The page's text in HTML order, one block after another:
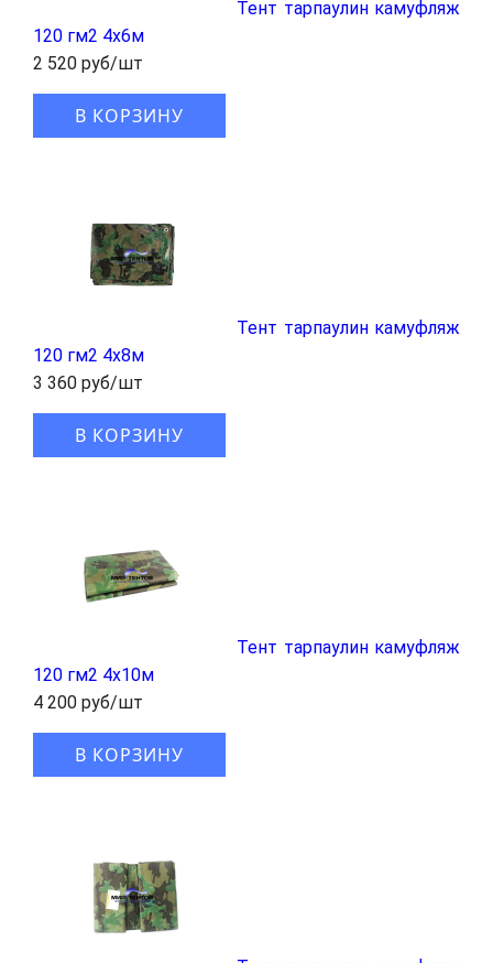
Тент тарпаулин камуфляж
120 гм2 4x6м
2 520 руб/шт
В КОРЗИНУ
Тент тарпаулин камуфляж
120 гм2 4x8м
3 360 руб/шт
В КОРЗИНУ
Тент тарпаулин камуфляж
120 гм2 4x10м
4 200 руб/шт
В КОРЗИНУ